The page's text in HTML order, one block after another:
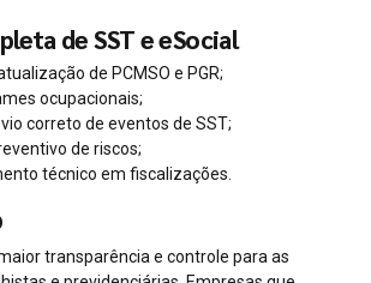
de SST e eSocial
de PCMSO e PGR;
ocupacionais;
correto de eventos de SST;
de riscos;
técnico em fiscalizações.
transparência e controle para as